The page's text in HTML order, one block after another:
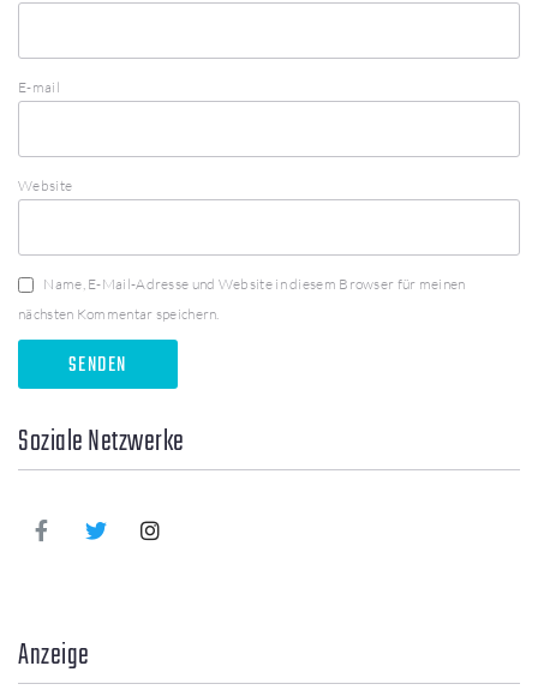
E-mail
Website
Name, E-Mail-Adresse und Website in diesem Browser für meinen
nächsten Kommentar speichern.
Soziale Netzwerke
Anzeige